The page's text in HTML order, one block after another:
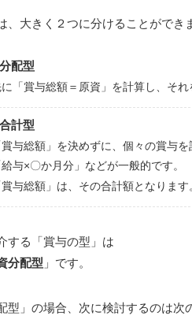
、大きく２つに分けることができ
配型
「賞与総額＝原資」を計算し、それ
計型
賞与総額」を決めずに、個々の賞与を
給与×〇か月分」などが一般的です。
賞与総額」は、その合計額となります
する「賞与の型」は
分配型 」です。
型」の場合、次に検討するのは次